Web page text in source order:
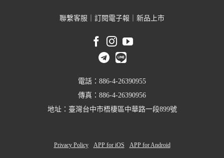
聯繫客服 訂閱電子報 新品上市
電話：886-4-26390955
傳真：886-4-26390956
地址：臺灣台中市梧棲區中華路一段899號
Privacy Policy APP for iOS APP for Android